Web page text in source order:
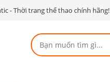
- Thời trang thể thao chính hãng!